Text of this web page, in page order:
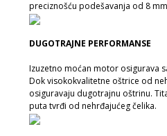
preciznošću podešavanja od 8
DUGOTRAJNE PERFORMANSE
Izuzetno moćan motor osigurava
Dok visokokvalitetne oštrice od
osiguravaju dugotrajnu oštrinu.
puta tvrđi od nehrđajućeg čelika.